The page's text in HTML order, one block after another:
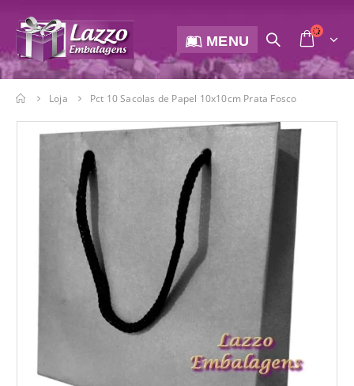
MENU
Loja Pct 10 Sacolas de Papel 10x10cm Prata Fosco